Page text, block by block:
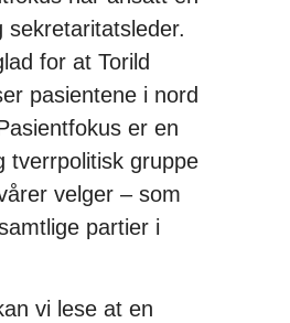
sekretaritatsleder.
for at Torild
pasientene i nord
er en
tverrpolitisk gruppe
velger – som
partier i
vi lese at en